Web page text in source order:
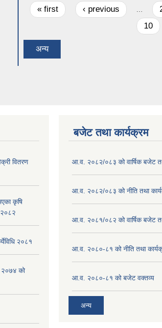
Pages
« first ‹ previous
10
अन्य
वितरण
कृषि
२०८२
२०८१
२०७४ को
बजेट तथा कार्यक्रम
आ.व. २०८२/०८३ को वार्षिक बजेट
आ.व. २०८२/०८३ को नीति तथा
आ.व. २०८१/०८२ को वार्षिक बजेट
आ.व. २०८०-८१ को नीति तथा
आ.व. २०८०-८१ को बजेट वक्तव्य
अन्य